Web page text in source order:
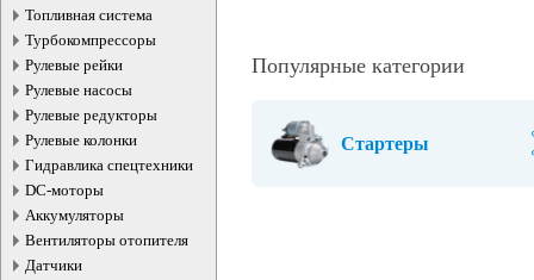
Топливная система
Турбокомпрессоры
Рулевые рейки
Рулевые насосы
Рулевые редукторы
Рулевые колонки
Гидравлика спецтехники
DC-моторы
Аккумуляторы
Вентиляторы отопителя
Датчики
Популярные категории
Стартеры